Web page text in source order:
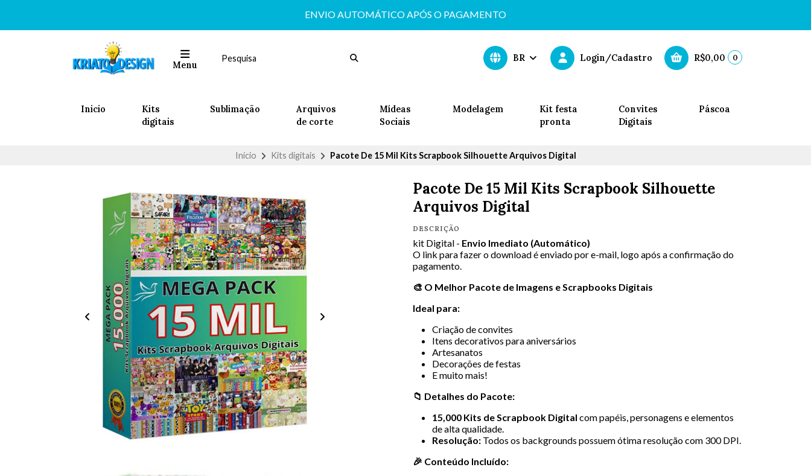
ENVIO AUTOMÁTICO APÓS O PAGAMENTO
Menu
BR Login/Cadastro R$0,00 0
Inicio
Kits
digitais
Sublimação
Arquivos
de corte
Mídeas
Sociais
Modelagem
Kit festa
pronta
Convites
Digitais
Páscoa
Início Kits digitais Pacote De 15 Mil Kits Scrapbook Silhouette Arquivos Digital
Pacote De 15 Mil Kits Scrapbook Silhouette
Arquivos Digital
DESCRIÇÃO
kit Digital - Envio Imediato (Automático)
O link para fazer o download é enviado por e-mail, logo após a confirmação do
pagamento.
🎨 O Melhor Pacote de Imagens e Scrapbooks Digitais
Ideal para:
Criação de convites
Itens decorativos para aniversários
Artesanatos
Decorações de festas
E muito mais!
📁 Detalhes do Pacote:
15,000 Kits de Scrapbook Digital com papéis, personagens e elementos
de alta qualidade.
Resolução: Todos os backgrounds possuem ótima resolução com 300 DPI.
🎉 Conteúdo Incluído: